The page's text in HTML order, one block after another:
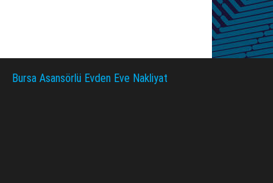
Bursa Asansörlü Evden Eve Nakliyat